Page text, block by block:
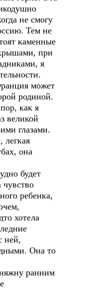
не смогу
Тем не
каменные
при
я
может
родиной.
как я
великой
глазами.
легкая
она
будет
ребенка,
хотела
ней,
Она то
ранним